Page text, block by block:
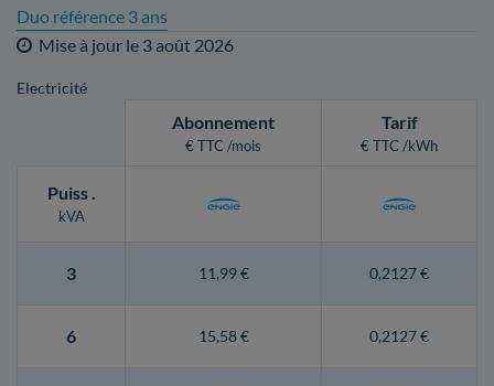
Duo référence 3 ans
Mise à jour le 3 août 2026
Electricité
Abonnement
€ TTC /mois
Tarif
€ TTC /kWh
Puiss.
kVA
3 11,99 € 0,2127 €
6 15,58 € 0,2127 €